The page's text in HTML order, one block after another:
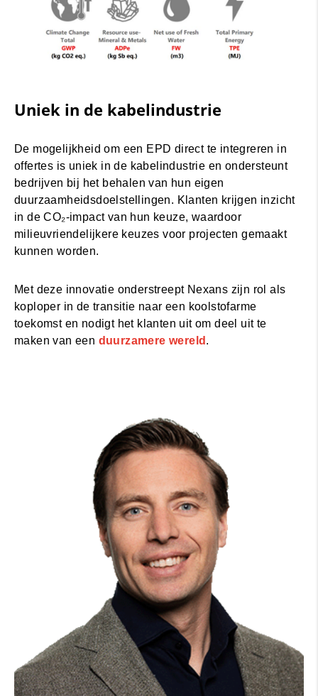
Uniek in de kabelindustrie
De mogelijkheid om een EPD direct te integreren in
offertes is uniek in de kabelindustrie en ondersteunt
bedrijven bij het behalen van hun eigen
duurzaamheidsdoelstellingen. Klanten krijgen inzicht
in de CO₂-impact van hun keuze, waardoor
milieuvriendelijkere keuzes voor projecten gemaakt
kunnen worden.
Met deze innovatie onderstreept Nexans zijn rol als
koploper in de transitie naar een koolstofarme
toekomst en nodigt het klanten uit om deel uit te
maken van een duurzamere wereld .